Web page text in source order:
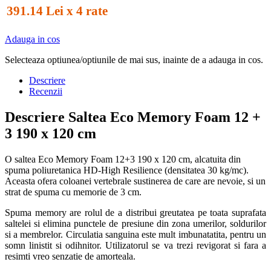
391.14 Lei x 4 rate
Adauga in cos
Selecteaza optiunea/optiunile de mai sus, inainte de a adauga in cos.
Descriere
Recenzii
Descriere Saltea Eco Memory Foam 12 +
3 190 x 120 cm
O saltea Eco Memory Foam 12+3 190 x 120 cm, alcatuita din
spuma poliuretanica HD-High Resilience (densitatea 30 kg/mc).
Aceasta ofera coloanei vertebrale sustinerea de care are nevoie, si un
strat de spuma cu memorie de 3 cm.
Spuma memory are rolul de a distribui greutatea pe toata suprafata
saltelei si elimina punctele de presiune din zona umerilor, soldurilor
si a membrelor. Circulatia sanguina este mult imbunatatita, pentru un
somn linistit si odihnitor. Utilizatorul se va trezi revigorat si fara a
resimti vreo senzatie de amorteala.